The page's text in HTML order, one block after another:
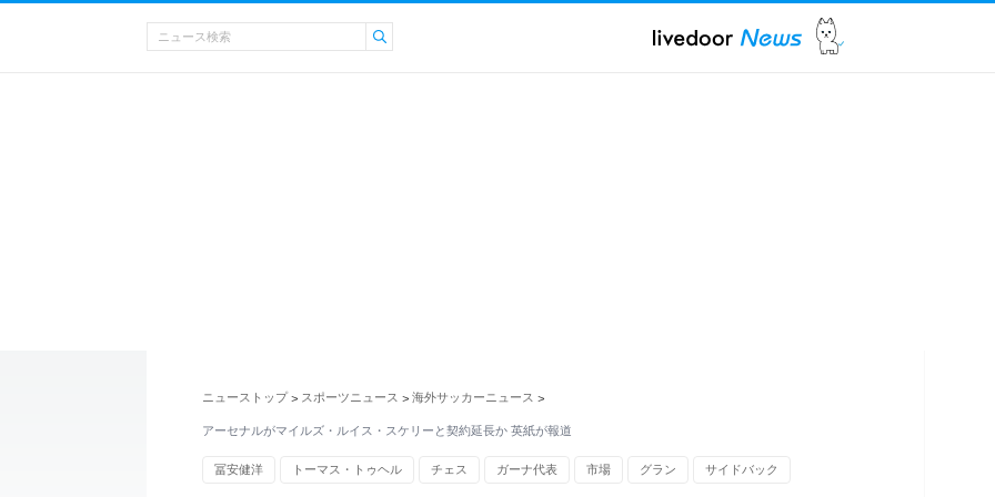
ニューストップ > スポーツニュース > 海外サッカーニュース >
アーセナルがマイルズ・ルイス・スケリーと契約延長か 英紙が報道
冨安健洋 トーマス・トゥヘル チェス ガーナ代表 市場 グラン サイドバック